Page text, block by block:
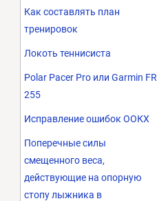
Как составлять план
тренировок
Локоть теннисиста
Polar Pacer Pro или Garmin FR
255
Исправление ошибок ООКХ
Поперечные силы
смещенного веса,
действующие на опорную
стопу лыжника в